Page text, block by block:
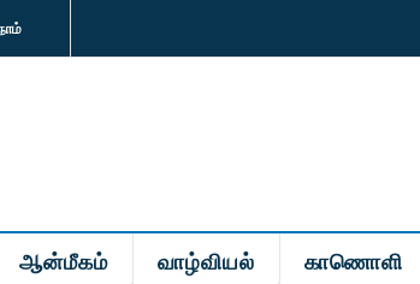
ஆன்மீகம் வாழ்வியல் காணொளி